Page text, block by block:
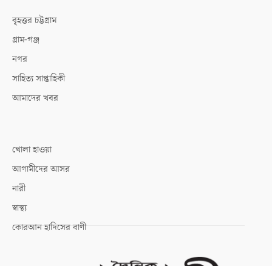
বৃহত্তর চট্টগ্রাম
গ্রাম-গঞ্জ
নগর
সাহিত্য সাপ্তাহিকী
আমাদের খবর
খোলা হাওয়া
আগামীদের আসর
নারী
স্বাস্থ্য
কোরআন হাদিসের বাণী